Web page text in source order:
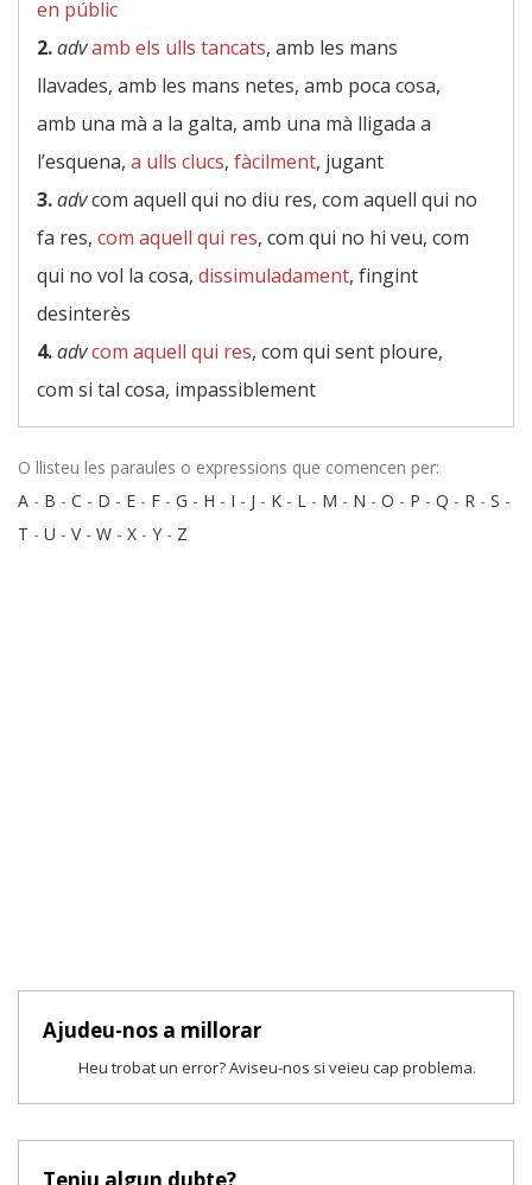
en públic
2.advamb els ulls tancats, amb les mans
llavades, amb les mans netes, amb poca cosa,
amb una mà a la galta, amb una mà lligada a
l’esquena, a ulls clucs, fàcilment, jugant
3.advcom aquell qui no diu res, com aquell qui no
fa res, com aquell qui res, com qui no hi veu, com
qui no vol la cosa, dissimuladament, fingint
desinterès
4.advcom aquell qui res, com qui sent ploure,
com si tal cosa, impassiblement
O llisteu les paraules o expressions que comencen per:
A - B - C - D - E - F - G - H - I - J - K - L - M - N - O - P - Q - R - S -
T - U - V- W - X - Y - Z
Ajudeu-nos a millorar
Heu trobat un error? Aviseu-nos si veieu cap problema.